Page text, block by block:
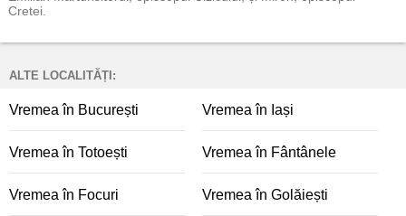
Cretei.
ALTE LOCALITĂȚI:
Vremea în București Vremea în Iași
Vremea în Totoești Vremea în Fântânele
Vremea în Focuri Vremea în Golăiești